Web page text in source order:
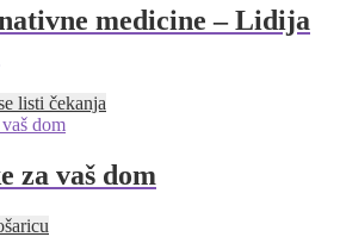
medicine – Lidija
listi čekanja
za vaš dom